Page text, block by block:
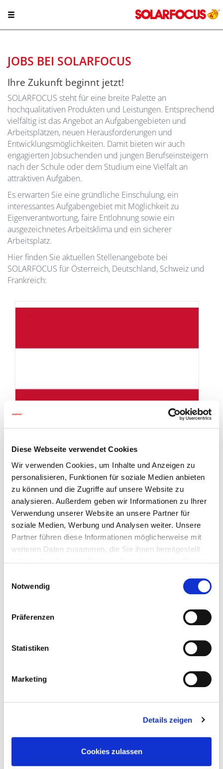
Diese Webseite verwendet Cookies
Wir verwenden Cookies, um Inhalte und Anzeigen zu
personalisieren, Funktionen für soziale Medien anbieten
zu können und die Zugriffe auf unsere Website zu
analysieren. Außerdem geben wir Informationen zu Ihrer
Verwendung unserer Website an unsere Partner für
soziale Medien, Werbung und Analysen weiter. Unsere
Partner führen diese Informationen möglicherweise mit
weiteren Daten zusammen, die Sie ihnen bereitgestellt
Notwendig
Präferenzen
Statistiken
Marketing
Details zeigen
Cookies zulassen
JOBS BEI SOLARFOCUS
Ihre Zukunft beginnt jetzt!
SOLARFOCUS steht für eine breite Palette an
hochqualitativen Produkten und Leistungen. Entsprechend
vielfältig ist das Angebot an Aufgabengebieten und
Arbeitsplätzen, neuen Herausforderungen und
Entwicklungsmöglichkeiten. Damit bieten wir auch
engagierten Jobsuchenden und jungen Berufseinsteigern
nach der Schule oder dem Studium eine Vielfalt an
attraktiven Aufgaben.
Es erwarten Sie eine gründliche Einschulung, ein
interessantes Aufgabengebiet mit Möglichkeit zu
Eigenverantwortung, faire Entlohnung sowie ein
ausgezeichnetes Arbeitsklima und ein sicherer
Arbeitsplatz.
Hier finden Sie aktuellen Stellenangebote bei
SOLARFOCUS für Österreich, Deutschland, Schweiz und
Frankreich:
Österreich